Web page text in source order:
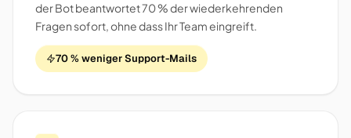
der Bot beantwortet 70 % der wiederkehrenden
Fragen sofort, ohne dass Ihr Team eingreift.
70 % weniger Support-Mails